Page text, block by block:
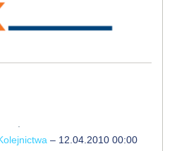
– 12.04.2010 00:00